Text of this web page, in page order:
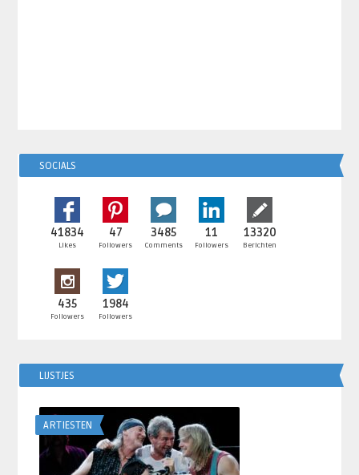
SOCIALS
41834
Likes
47
Followers
3485
Comments
11
Followers
13320
Berichten
435
Followers
1984
Followers
LIJSTJES
ARTIESTEN